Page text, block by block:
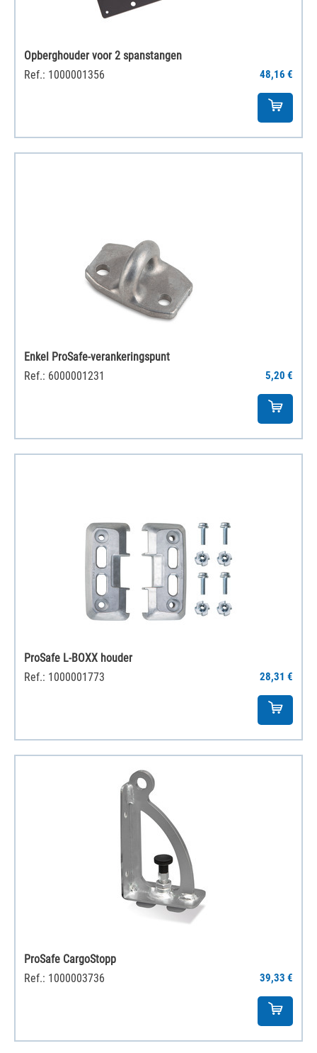
Opberghouder voor 2 spanstangen
Ref.: 1000001356
48,16 €
Enkel ProSafe-verankeringspunt
Ref.: 6000001231
5,20 €
ProSafe L-BOXX houder
Ref.: 1000001773
28,31 €
ProSafe CargoStopp
Ref.: 1000003736
39,33 €